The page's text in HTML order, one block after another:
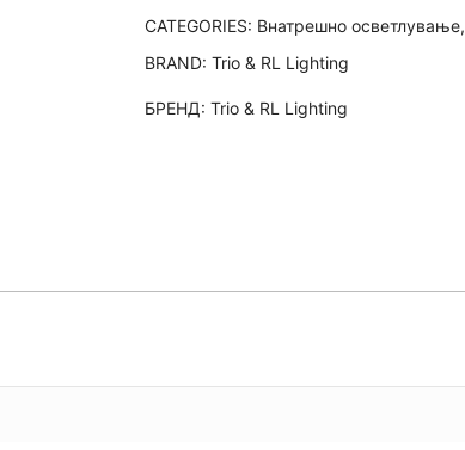
quantity
CATEGORIES: Внатрешно осветлување,
BRAND: Trio & RL Lighting
БРЕНД: Trio & RL Lighting